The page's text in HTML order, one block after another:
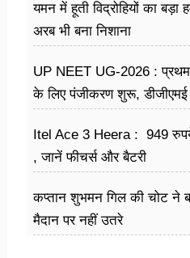
यमन में हूती विद्रोहियों का
अरब भी बना निशाना
UP NEET UG-2026 :
के लिए पंजीकरण शुरू, डीजीएमई
Itel Ace 3 Heera : 949
, जानें फीचर्स और बैटरी
कप्तान शुभमन गिल की चोट ने
मैदान पर नहीं उतरे